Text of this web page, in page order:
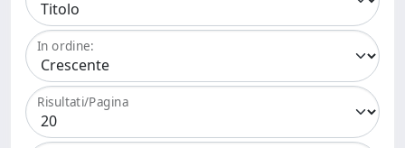
In ordine:
Risultati/Pagina